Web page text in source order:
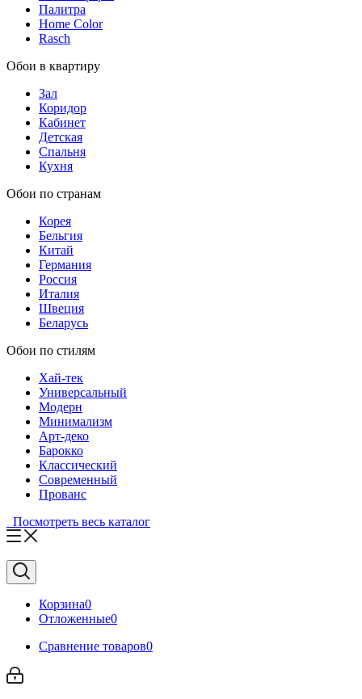
Палитра
Home Color
Rasch
Обои в квартиру
Зал
Коридор
Кабинет
Детская
Спальня
Кухня
Обои по странам
Корея
Бельгия
Китай
Германия
Россия
Италия
Швеция
Беларусь
Обои по стилям
Хай-тек
Универсальный
Модерн
Минимализм
Арт-деко
Барокко
Классический
Современный
Прованс
Посмотреть весь каталог
Корзина0
Отложенные0
Сравнение товаров0